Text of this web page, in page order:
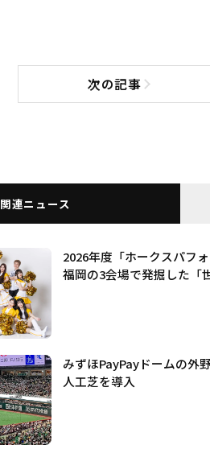
次の記事次の記事へ
関連ニュース
2026年度「ホークスパフ
福岡の3会場で発掘した「
みずほPayPayドームの外
人工芝を導入